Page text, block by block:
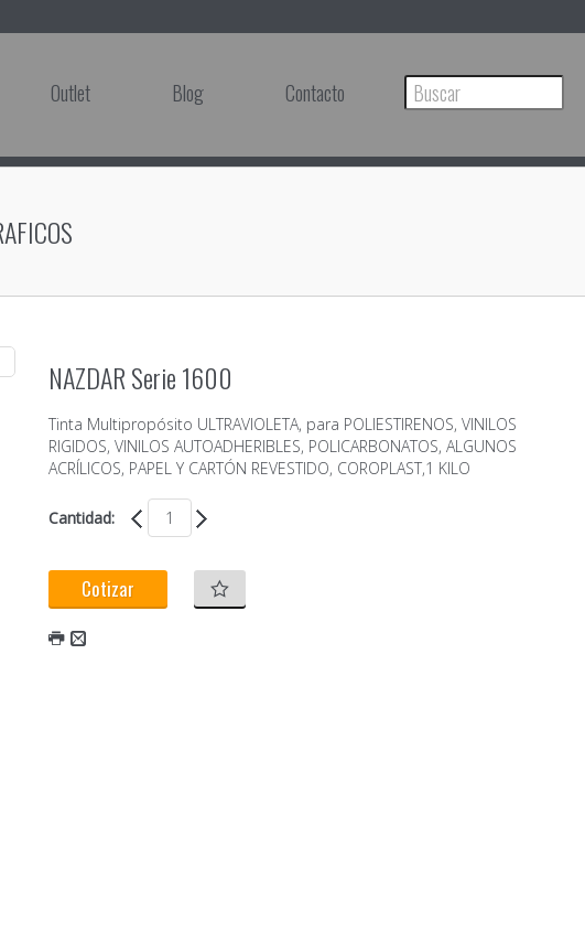
Outlet Blog Contacto
NAZDAR Serie 1600
Tinta Multipropósito ULTRAVIOLETA, para POLIESTIRENOS, VINILOS
RIGIDOS, VINILOS AUTOADHERIBLES, POLICARBONATOS, ALGUNOS
ACRÍLICOS, PAPEL Y CARTÓN REVESTIDO, COROPLAST,1 KILO
Cantidad:
Cotizar